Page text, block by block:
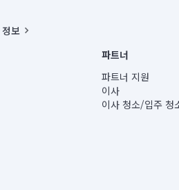
보
00271 | 인허가번호 : 2016-3220163-14-5-
서울종로-1400(공정거래위원회 정보) |
COLUMBIA RHEE
로구 율곡로 6(중학동, 트윈트리빌딩) B동 5층
로구 수송동 율곡로 24, 7층, 8층 미소
파트너
파트너 지원
이사
이사 청소/입주 청